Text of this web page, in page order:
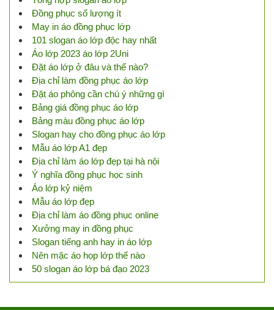
Đồng phục số lượng ít
May in áo đồng phục lớp
101 slogan áo lớp độc hay nhất
Áo lớp 2023 áo lớp 2Uni
Đặt áo lớp ở đâu và thế nào?
Địa chỉ làm đồng phục áo lớp
Đặt áo phông cần chú ý những gì
Bảng giá đồng phục áo lớp
Bảng màu đồng phục áo lớp
Slogan hay cho đồng phục áo lớp
Mẫu áo lớp A1 đẹp
Địa chỉ làm áo lớp đẹp tại hà nội
Ý nghĩa đồng phục học sinh
Áo lớp kỷ niệm
Mẫu áo lớp đẹp
Địa chỉ làm áo đồng phục online
Xưởng may in đồng phục
Slogan tiếng anh hay in áo lớp
Nên mặc áo họp lớp thế nào
50 slogan áo lớp bá đạo 2023